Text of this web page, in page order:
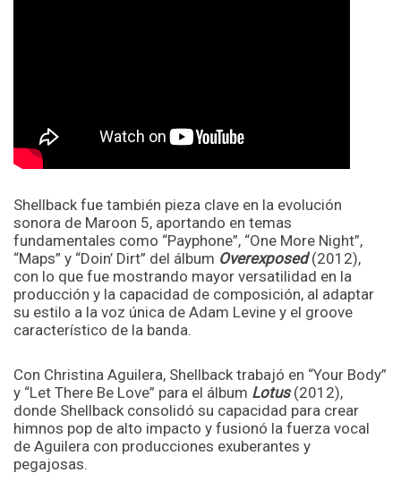
Shellback fue también pieza clave en la evolución
sonora de Maroon 5, aportando en temas
fundamentales como “Payphone”, “One More Night”,
“Maps” y “Doin’ Dirt” del álbum Overexposed(2012),
con lo que fue mostrando mayor versatilidad en la
producción y la capacidad de composición, al adaptar
su estilo a la voz única de Adam Levine y el groove
característico de la banda.
Con Christina Aguilera, Shellback trabajó en “Your Body”
y “Let There Be Love” para el álbum Lotus(2012),
donde Shellback consolidó su capacidad para crear
himnos pop de alto impacto y fusionó la fuerza vocal
de Aguilera con producciones exuberantes y
pegajosas.